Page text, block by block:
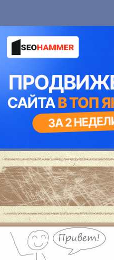
Добро пожаловать! Если вы
экзамену egedb.ru
результатов, прорешивание